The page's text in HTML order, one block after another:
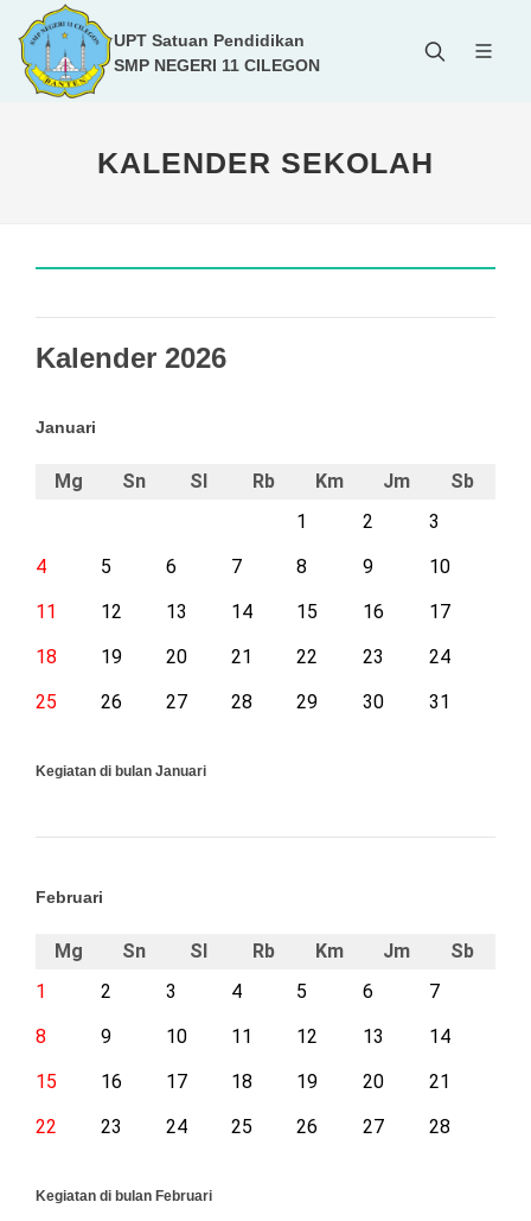
UPT Satuan Pendidikan
SMP NEGERI 11 CILEGON
KALENDER SEKOLAH
Kalender 2026
Januari
Mg Sn Sl Rb Km Jm
Sb
1
2
3
4
5 6 7 8 9
10
11
12 13 14 15 16
17
18
19 20 21 22 23
24
25
26 27 28 29 30 31
Kegiatan di bulan Januari
Februari
Mg Sn Sl Rb Km Jm
Sb
1
2 3 4 5 6
7
8
9 10 11 12 13
14
15
16 17 18 19 20
21
22
23 24 25 26 27 28
Kegiatan di bulan Februari